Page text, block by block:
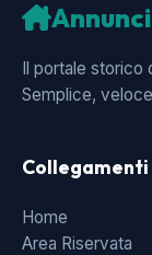
Annunci
Il portale storico
Semplice,
Collegamenti
Home
Area Riservata